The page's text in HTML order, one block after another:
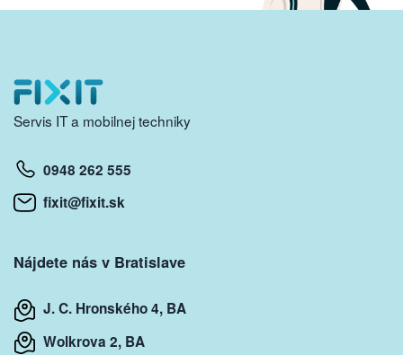
Servis IT a mobilnej techniky
0948 262 555
fixit@fixit.sk
Nájdete nás v Bratislave
J. C. Hronského 4, BA
Wolkrova 2, BA